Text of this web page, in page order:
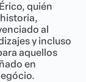
quién
al
y incluso
aquellos
en